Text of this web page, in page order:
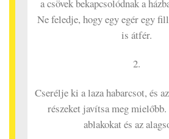
a csövek bekapcsolódnak a
Ne feledje, hogy egy egér egy
is átfér.
2.
Cserélje ki a laza habarcsot, és
részeket javítsa meg
ablakokat és az